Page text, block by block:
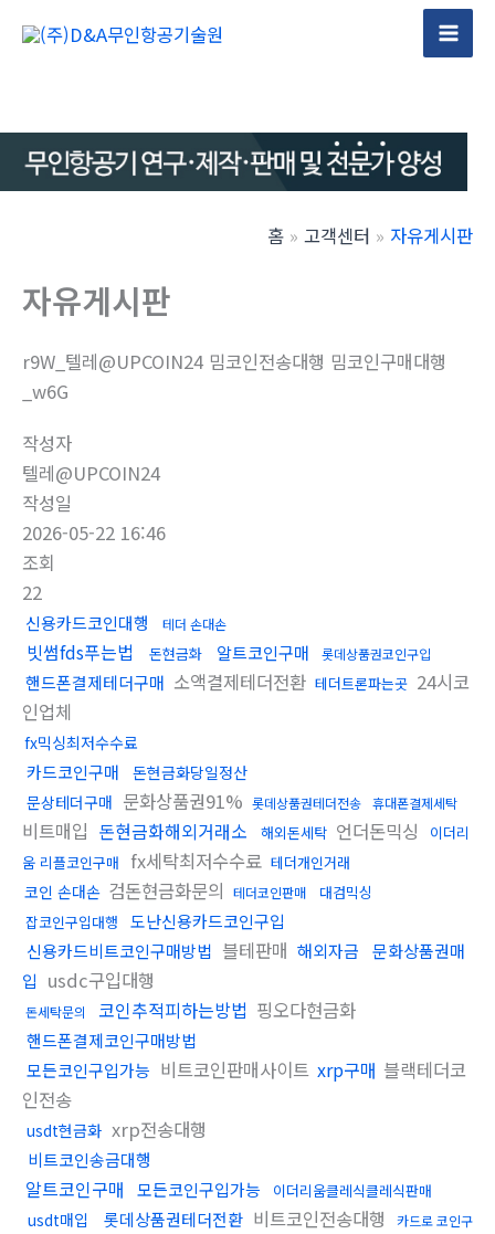
건
뛰
Main
홈 고객센터 자유게시판
자유게시판
r9W_텔레@UPCOIN24 밈코인전송대행 밈코인구매대행
_w6G
작성자
텔레@UPCOIN24
작성일
2026-05-22 16:46
조회
22
신용카드코인대행 테더 손대손
빗썸fds푸는법 돈현금화 알트코인구매 롯데상품권코인구입
핸드폰결제테더구매 소액결제테더전환 테더트론파는곳 24시코
인업체
fx믹싱최저수수료
카드코인구매
돈현금화당일정산
문상테더구매 문화상품권91% 롯데상품권테더전송 휴대폰결제세탁
비트매입 돈현금화해외거래소 해외돈세탁 언더돈믹싱
이더리
움 리플코인구매 fx세탁최저수수료 테더개인거래
코인 손대손 검돈현금화문의 테더코인판매
대검믹싱
잡코인구입대행
도난신용카드코인구입
신용카드비트코인구매방법 블테판매 해외자금
문화상품권매
입 usdc구입대행
돈세탁문의 코인추적피하는방법 핑오다현금화
핸드폰결제코인구매방법
모든코인구입가능 비트코인판매사이트 xrp구매 블랙테더코
인전송
usdt현금화 xrp전송대행
비트코인송금대행
알트코인구매 모든코인구입가능 이더리움클레식클레식판매
usdt매입 롯데상품권테더전환 비트코인전송대행
카드로 코인구